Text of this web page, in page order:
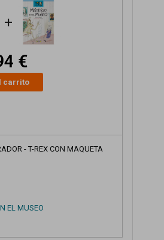
+
€
carrito
- T-REX CON MAQUETA
EL MUSEO